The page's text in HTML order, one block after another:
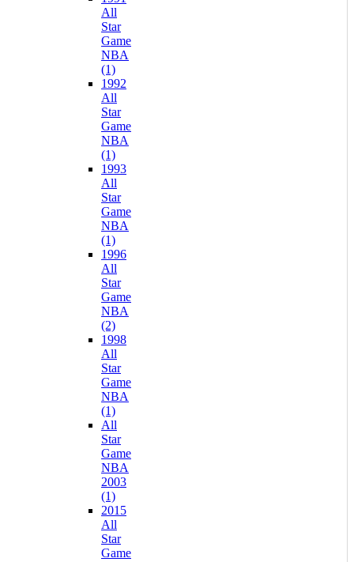
All
Star
Game
NBA
(1)
1992
All
Star
Game
NBA
(1)
1993
All
Star
Game
NBA
(1)
1996
All
Star
Game
NBA
(2)
1998
All
Star
Game
NBA
(1)
All
Star
Game
NBA
2003
(1)
2015
All
Star
Game